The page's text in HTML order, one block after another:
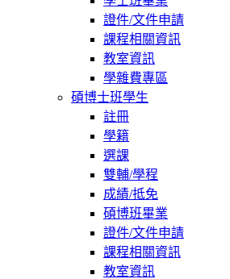
證件/文件申請
課程相關資訊
教室資訊
學雜費專區
碩博士班學生
註冊
學籍
選課
雙輔/學程
成績/抵免
碩博班畢業
證件/文件申請
課程相關資訊
教室資訊